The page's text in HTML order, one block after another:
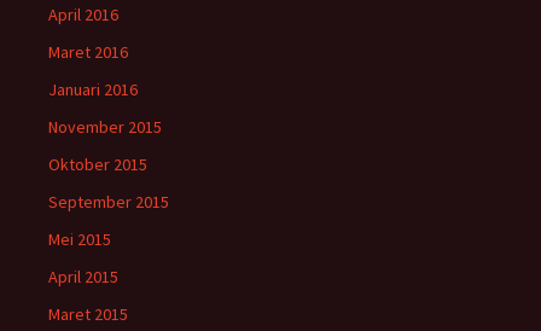
April 2016
Maret 2016
Januari 2016
November 2015
Oktober 2015
September 2015
Mei 2015
April 2015
Maret 2015